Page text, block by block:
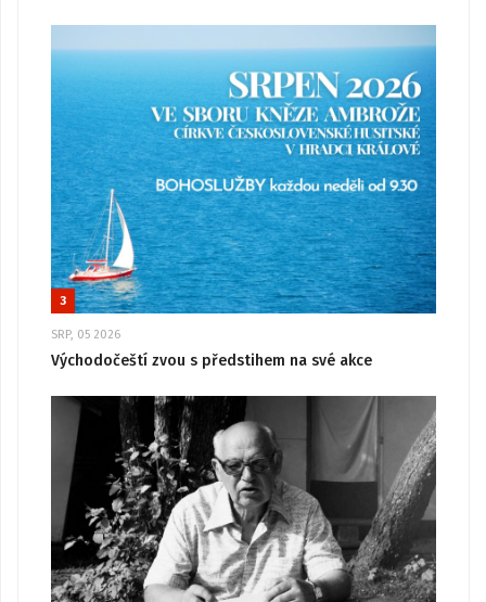
3
SRP, 05 2026
Východočeští zvou s předstihem na své akce